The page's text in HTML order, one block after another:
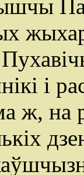
і
ж, на